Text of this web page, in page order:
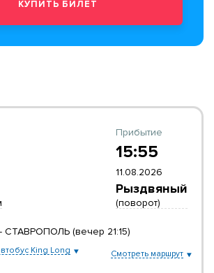
Прибытие
15:55
11.08.2026
Рыздвяный
(поворот)
(вечер 21:15)
King Long Смотреть маршрут